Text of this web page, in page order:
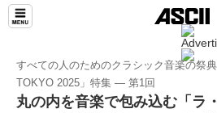
すべての人のためのクラシック音楽の祭
TOKYO 2025」特集 ― 第1回
丸の内を音楽で包み込む「ラ